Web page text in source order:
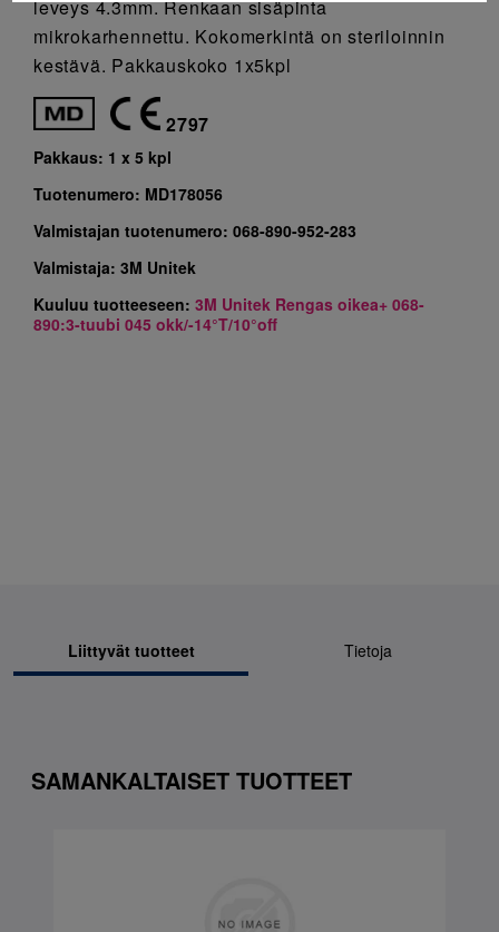
leveys 4.3mm. Renkaan sisäpinta
mikrokarhennettu. Kokomerkintä on steriloinnin
kestävä. Pakkauskoko 1x5kpl
2797
Pakkaus: 1 x 5 kpl
Tuotenumero: MD178056
Valmistajan tuotenumero: 068-890-952-283
Valmistaja: 3M Unitek
Kuuluu tuotteeseen: 3M Unitek Rengas oikea+ 068-
890:3-tuubi 045 okk/-14°T/10°off
Liittyvät tuotteet Tietoja
SAMANKALTAISET TUOTTEET